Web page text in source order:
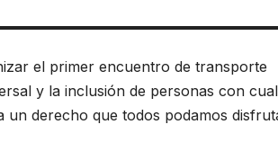
el primer encuentro de transporte
y la inclusión de personas con
un derecho que todos podamos